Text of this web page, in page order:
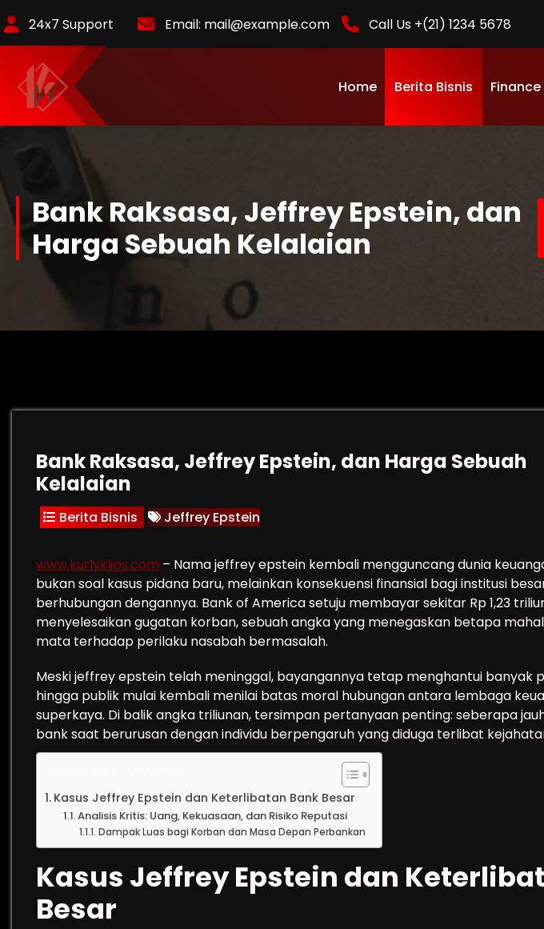
to
Content
24x7 Support Email: mail@example.com Call Us +(21) 1234 5678
KurlyKlips menyajikan informasi bisnis terbaru, strategi usaha,
Home Berita Bisnis Finance
Bank Raksasa, Jeffrey Epstein, dan
Harga Sebuah Kelalaian
Bank Raksasa, Jeffrey Epstein, dan Harga Sebuah
Kelalaian
Berita Bisnis Jeffrey Epstein
www.kurlyklips.com – Nama jeffrey epstein kembali mengguncang dunia
bukan soal kasus pidana baru, melainkan konsekuensi finansial bagi institusi
berhubungan dengannya. Bank of America setuju membayar sekitar Rp 1,23
menyelesaikan gugatan korban, sebuah angka yang menegaskan betapa
mata terhadap perilaku nasabah bermasalah.
Meski jeffrey epstein telah meninggal, bayangannya tetap menghantui banyak
hingga publik mulai kembali menilai batas moral hubungan antara lembaga
superkaya. Di balik angka triliunan, tersimpan pertanyaan penting: seberapa
bank saat berurusan dengan individu berpengaruh yang diduga terlibat
Kasus Jeffrey Epstein dan Keterlibatan Bank Besar
Analisis Kritis: Uang, Kekuasaan, dan Risiko Reputasi
Dampak Luas bagi Korban dan Masa Depan Perbankan
Kasus Jeffrey Epstein dan
Besar